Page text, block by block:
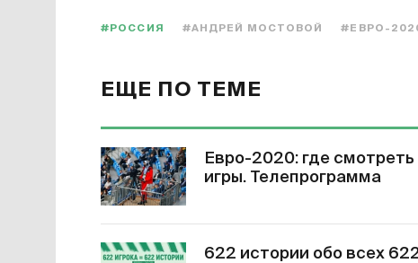
#РОССИЯ #АНДРЕЙ МОСТОВОЙ #ЕВРО-
ЕЩЕ ПО ТЕМЕ
Евро-2020: где
игры. Телепрограмма
622 истории обо всех